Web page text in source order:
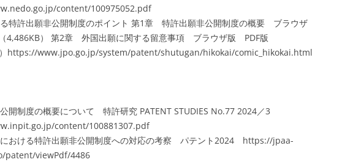
content/100975052.pdf
特許出願非公開制度のポイント 第1章 特許出願非公開制度の概要 ブラウザ
4,486KB） 第2章 外国出願に関する留意事項 ブラウザ版 PDF版
）https://www.jpo.go.jp/system/patent/shutugan/hikokai/comic_hikokai.html
開制度の概要について 特許研究 PATENT STUDIES No.77 2024／3
content/100881307.pdf
おける特許出願非公開制度への対応の考察 パテント2024 https://jpaa-
patent/viewPdf/4486